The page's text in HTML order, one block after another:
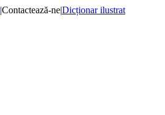
|Contactează-ne|Dicționar ilustrat